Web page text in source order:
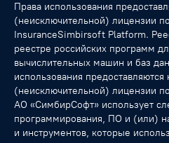
Права использования
(неисключительной) лицензии
InsuranceSimbirsoft Platform.
реестре российских программ
вычислительных машин и баз
использования предоставляются
(неисключительной) лицензии
АО «СимбирСофт» использует
программирования, ПО и (или)
и инструментов, которые